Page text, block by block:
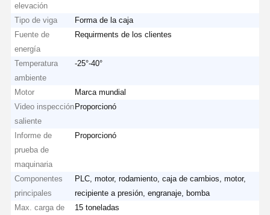
Inicio Productos Videos
Visita A La
Todos Los
Casos
Ahora Charle
elevación
Tipo de viga
Forma de la caja
Fuente de
energía
Requirments de los clientes
Temperatura
ambiente
-25°-40°
Motor
Marca mundial
Video inspección
saliente
Proporcionó
Informe de
prueba de
maquinaria
Proporcionó
Componentes
principales
PLC, motor, rodamiento, caja de cambios, motor,
recipiente a presión, engranaje, bomba
Max. carga de
15 toneladas